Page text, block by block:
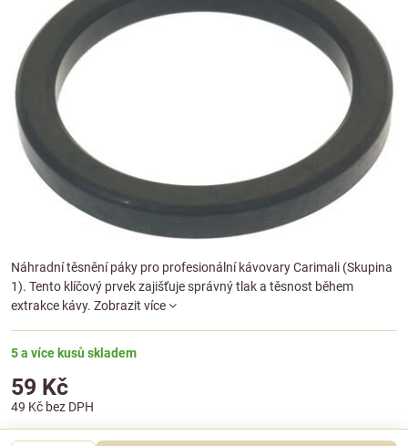
Náhradní těsnění páky pro profesionální kávovary Carimali (Skupina
1). Tento klíčový prvek zajišťuje správný tlak a těsnost během
extrakce kávy. Zobrazit více
5 a více kusů skladem
59 Kč
49 Kč bez DPH